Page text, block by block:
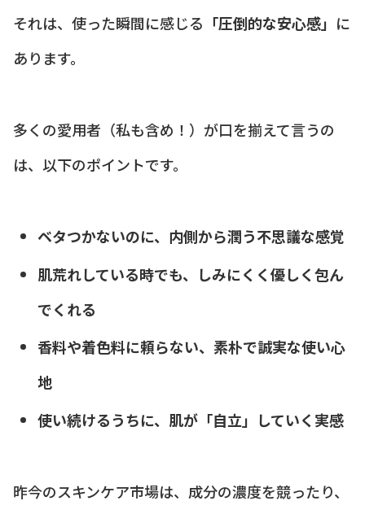
それは、使った瞬間に感じる 「圧倒的な安心感」 に
あります。
多くの愛用者（私も含め！）が口を揃えて言うの
は、以下のポイントです。
ベタつかないのに、内側から潤う不思議な感覚
肌荒れしている時でも、しみにくく優しく包ん
でくれる
香料や着色料に頼らない、素朴で誠実な使い心
地
使い続けるうちに、肌が「自立」していく実感
昨今のスキンケア市場は、成分の濃度を競ったり、